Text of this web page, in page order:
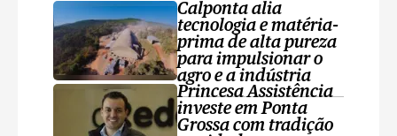
Calponta alia
tecnologia e matéria-
prima de alta pureza
para impulsionar o
agro e a indústria
Princesa Assistência
investe em Ponta
Grossa com tradição